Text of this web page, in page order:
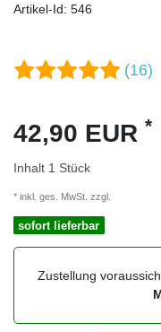
Artikel-Id: 546
(16)
42,90 EUR *
Inhalt 1 Stück
* inkl. ges. MwSt. zzgl.
sofort lieferbar
Zustellung